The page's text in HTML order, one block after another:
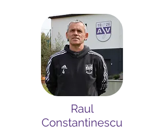
Raul
Constantinescu